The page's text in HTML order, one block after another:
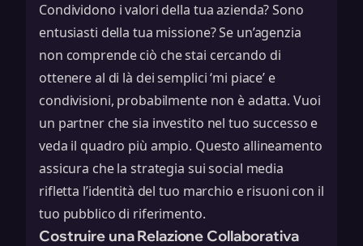
Condividono i valori della tua azienda? Sono
entusiasti della tua missione? Se un’agenzia
non comprende ciò che stai cercando di
ottenere al di là dei semplici ‘mi piace’ e
condivisioni, probabilmente non è adatta. Vuoi
un partner che sia investito nel tuo successo e
veda il quadro più ampio. Questo allineamento
assicura che lastrategia sui social media
rifletta l’identità del tuo marchio e risuoni con il
tuo pubblico di riferimento.
Costruire una Relazione Collaborativa